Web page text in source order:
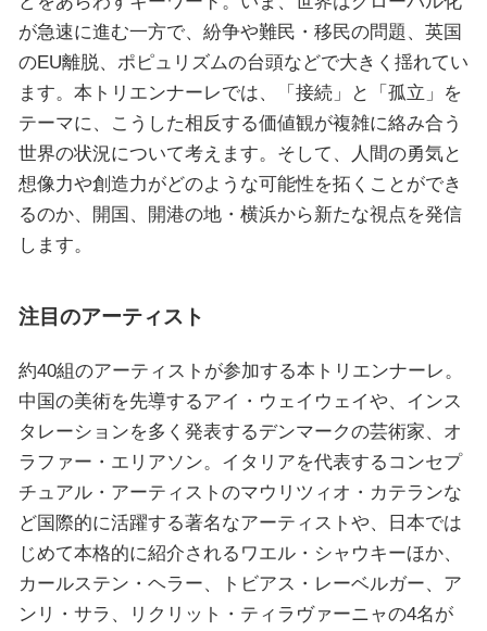
が急速に進む一方で、紛争や難民・移民の問題、英国
のEU離脱、ポピュリズムの台頭などで大きく揺れてい
ます。本トリエンナーレでは、「接続」と「孤立」を
テーマに、こうした相反する価値観が複雑に絡み合う
世界の状況について考えます。そして、人間の勇気と
想像力や創造力がどのような可能性を拓くことができ
るのか、開国、開港の地・横浜から新たな視点を発信
します。
注目のアーティスト
約40組のアーティストが参加する本トリエンナーレ。
中国の美術を先導するアイ・ウェイウェイや、インス
タレーションを多く発表するデンマークの芸術家、オ
ラファー・エリアソン。イタリアを代表するコンセプ
チュアル・アーティストのマウリツィオ・カテランな
ど国際的に活躍する著名なアーティストや、日本では
じめて本格的に紹介されるワエル・シャウキーほか、
カールステン・ヘラー、トビアス・レーベルガー、ア
ンリ・サラ、リクリット・ティラヴァーニャの4名が